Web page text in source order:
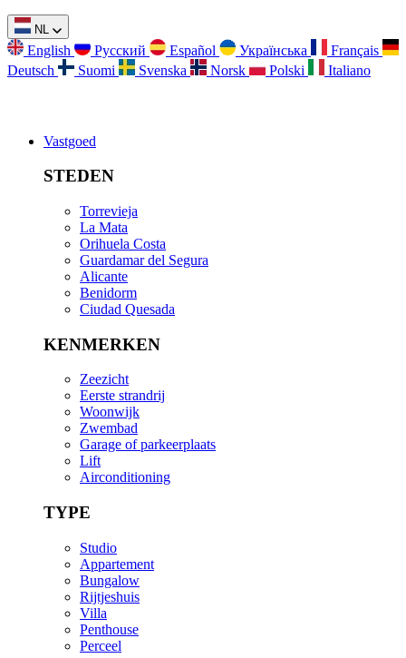
NL
English Русский Español Українська
Français
Deutsch
Suomi Svenska Norsk Polski Italiano
Vastgoed
STEDEN
Torrevieja
La Mata
Orihuela Costa
Guardamar del Segura
Alicante
Benidorm
Ciudad Quesada
KENMERKEN
Zeezicht
Eerste strandrij
Woonwijk
Zwembad
Garage of parkeerplaats
Lift
Airconditioning
TYPE
Studio
Appartement
Bungalow
Rijtjeshuis
Villa
Penthouse
Perceel